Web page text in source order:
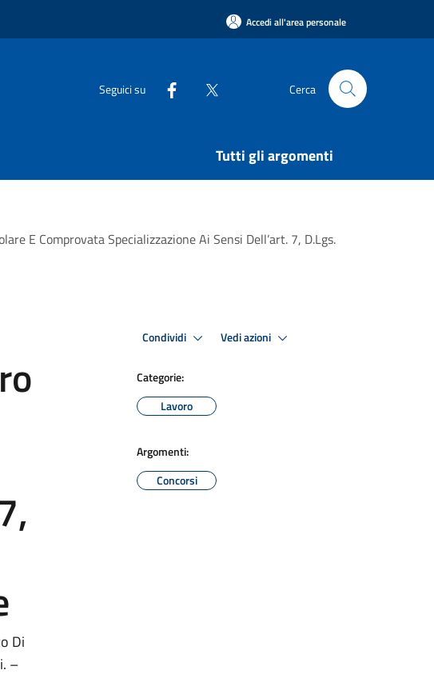
Accedi all'area personale
Seguici su Cerca
Tutti gli argomenti
E Comprovata Specializzazione Ai Sensi Dell’art. 7, D.Lgs.
Di
–
Condividi Vedi azioni
Categorie:
Lavoro
Argomenti:
Concorsi